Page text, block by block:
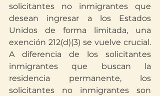
solicitantes no inmigrantes que
desean ingresar a los Estados
Unidos de forma limitada, una
exención 212(d)(3) se vuelve crucial.
A diferencia de los solicitantes
inmigrantes que buscan la
residencia permanente, los
solicitantes no inmigrantes son